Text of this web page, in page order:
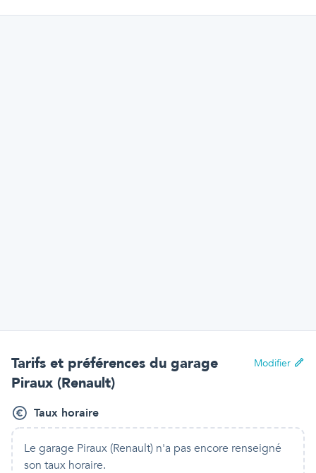
Tarifs et préférences du garage
Piraux (Renault)
Modifier
Taux horaire
Le garage Piraux (Renault) n'a pas encore renseigné
son taux horaire.